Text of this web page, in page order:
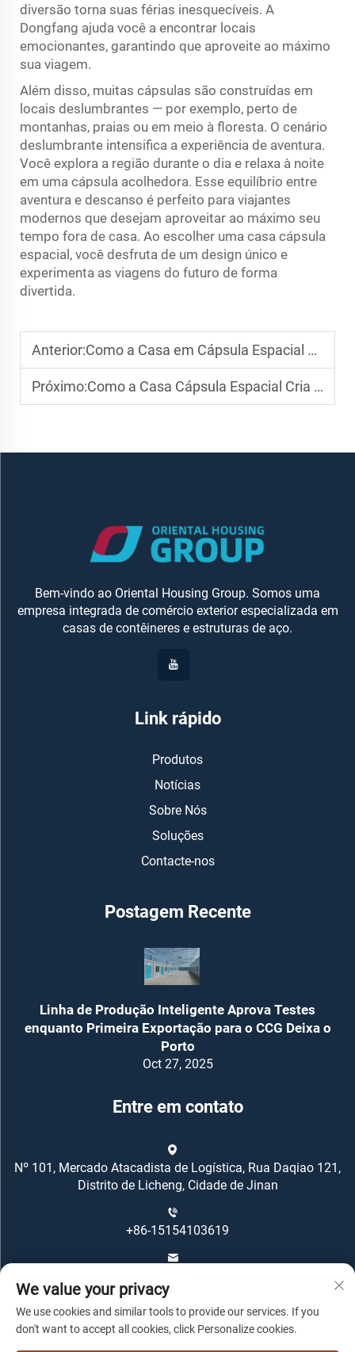
diversão torna suas férias inesquecíveis. A
Dongfang ajuda você a encontrar locais
emocionantes, garantindo que aproveite ao máximo
sua viagem.
Além disso, muitas cápsulas são construídas em
locais deslumbrantes — por exemplo, perto de
montanhas, praias ou em meio à floresta. O cenário
deslumbrante intensifica a experiência de aventura.
Você explora a região durante o dia e relaxa à noite
em uma cápsula acolhedora. Esse equilíbrio entre
aventura e descanso é perfeito para viajantes
modernos que desejam aproveitar ao máximo seu
tempo fora de casa. Ao escolher uma casa cápsula
espacial, você desfruta de um design único e
experimenta as viagens do futuro de forma
divertida.
Anterior:Como a Casa em Cápsula Espacial Equilibra Apelo Estético e Conforto Funcional
Próximo:Como a Casa Cápsula Espacial Cria Acomodações de Resort Estilosas e Funcionais
Bem-vindo ao Oriental Housing Group. Somos uma
empresa integrada de comércio exterior especializada em
casas de contêineres e estruturas de aço.
Link rápido
Produtos
Notícias
Sobre Nós
Soluções
Contacte-nos
Postagem Recente
Linha de Produção Inteligente Aprova Testes
enquanto Primeira Exportação para o CCG Deixa o
Porto
Oct 27, 2025
Entre em contato
Nº 101, Mercado Atacadista de Logística, Rua Daqiao 121,
Distrito de Licheng, Cidade de Jinan
+86-15154103619
We value your privacy
We use cookies and similar tools to provide our services. If you
don't want to accept all cookies, click Personalize cookies.